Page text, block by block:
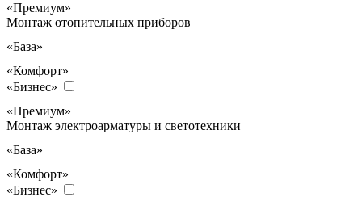
«Премиум»
Монтаж отопительных приборов
«База»
«Комфорт»
«Бизнес»
«Премиум»
Монтаж электроарматуры и светотехники
«База»
«Комфорт»
«Бизнес»